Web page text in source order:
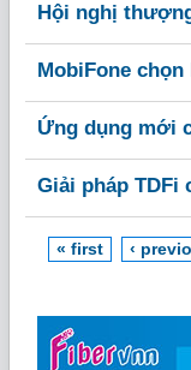
Hội nghị
MobiFone
Ứng dụng mới
Giải pháp TDFi
« first ‹